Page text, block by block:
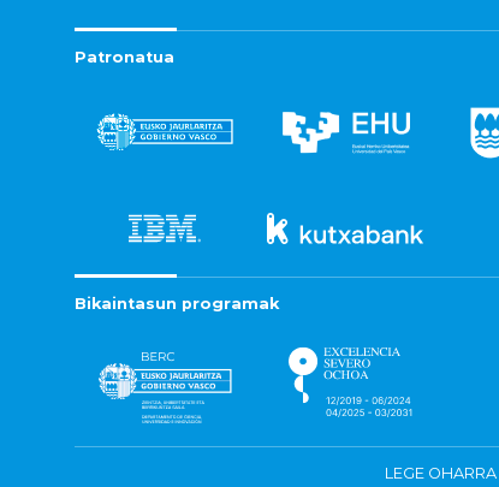
Patronatua
Bikaintasun programak
LEGE OHARRA